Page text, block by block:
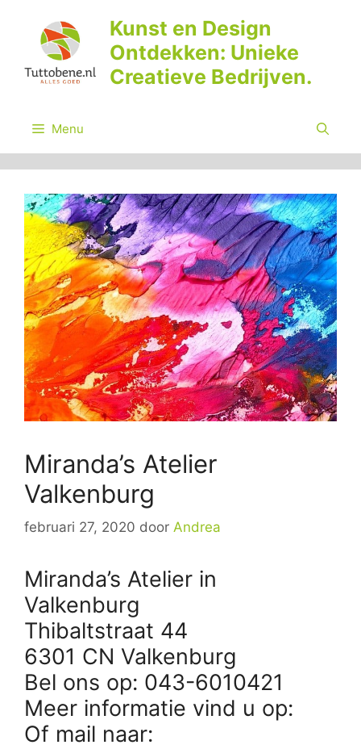
inhoud
Kunst en Design
Ontdekken: Unieke
Creatieve Bedrijven.
Menu
Miranda’s Atelier
Valkenburg
februari 27, 2020 door Andrea
Miranda’s Atelier in
Valkenburg
Thibaltstraat 44
6301 CN Valkenburg
Bel ons op: 043-6010421
Meer informatie vind u op:
Of mail naar: